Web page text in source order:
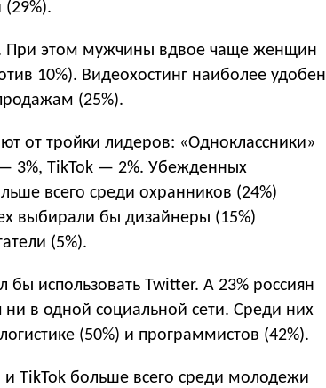
При этом мужчины вдвое чаще женщин
10%). Видеохостинг наиболее удобен
(25%).
от тройки лидеров: «Одноклассники»
3%, TikTok — 2%. Убежденных
всего среди охранников (24%)
выбирали бы дизайнеры (15%)
(5%).
использовать Twitter. А 23% россиян
в одной социальной сети. Среди них
(50%) и программистов (42%).
TikTok больше всего среди молодежи